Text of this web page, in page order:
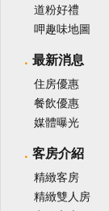
道粉好禮
呷趣味地圖
最新消息
住房優惠
餐飲優惠
媒體曝光
客房介紹
精緻客房
精緻雙人房